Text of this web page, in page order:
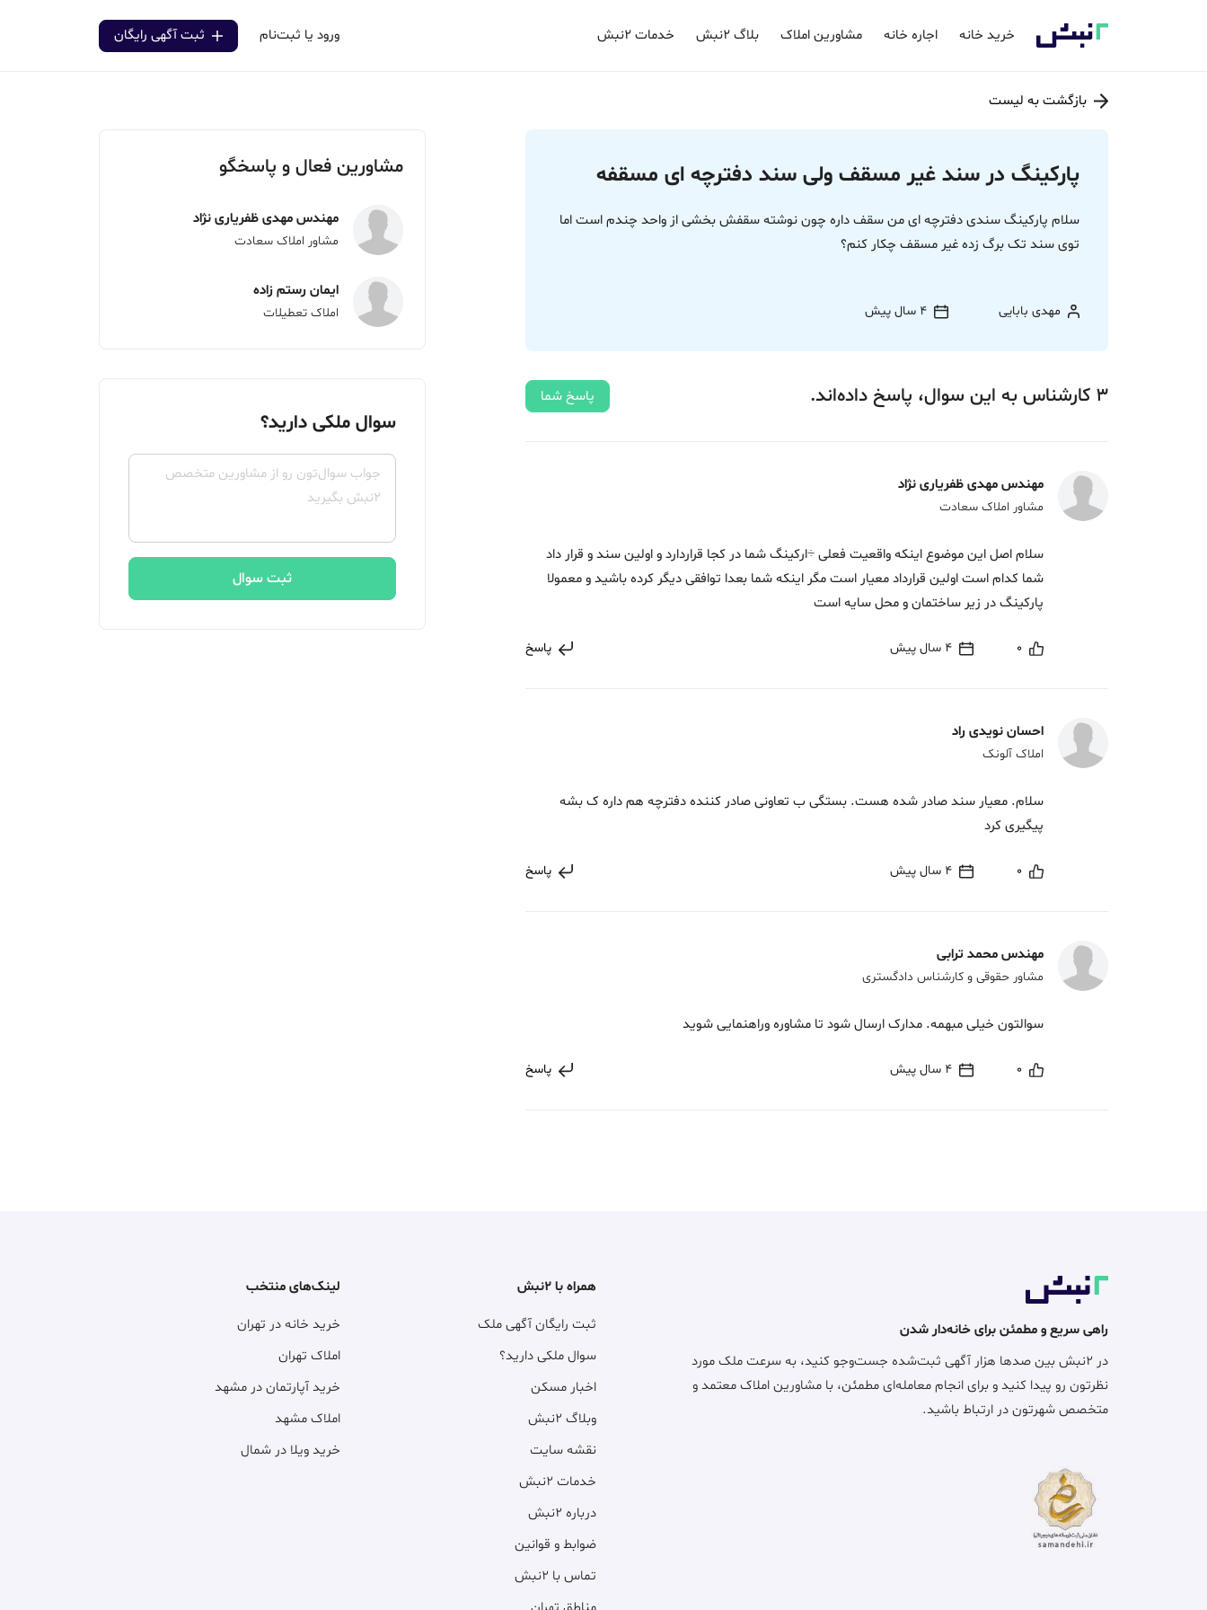
خرید خانه اجاره خانه مشاورین املاک بلاگ ۲نبش خدمات ۲نبش ورود یا ثبت‌نام ثبت آگهی رایگان
بازگشت به لیست
پارکینگ در سند غیر مسقف ولی سند دفترچه ای مسقفه
سلام پارکینگ سندی دفترچه ای من سقف داره چون نوشته سقفش بخشی از واحد چندم است اما
توی سند تک برگ زده غیر مسقف چکار کنم؟
مهدی بابایی 4 سال پیش
3 کارشناس به این سوال، پاسخ داده‌اند. پاسخ شما
مهندس مهدی ظفریاری نژاد
مشاور املاک سعادت
سلام اصل این موضوع اینکه واقعیت فعلی ÷ارکینگ شما در کجا قراردارد و اولین سند و قرار داد
شما کدام است اولین قرارداد معیار است مگر اینکه شما بعدا توافقی دیگر کرده باشید و معمولا
پارکینگ در زیر ساختمان و محل سایه است
0 4 سال پیش پاسخ
احسان نویدی راد
املاک آلونک
سلام. معیار سند صادر شده هست. بستگی ب تعاونی صادر کننده دفترچه هم داره ک بشه
پیگیری کرد
0 4 سال پیش پاسخ
مهندس محمد ترابی
مشاور حقوقی و کارشناس دادگستری
سوالتون خیلی مبهمه. مدارک ارسال شود تا مشاوره وراهنمایی شوید
0 4 سال پیش پاسخ
مشاورین فعال و پاسخگو
مهندس مهدی ظفریاری نژاد
مشاور املاک سعادت
ایمان رستم زاده
املاک تعطیلات
سوال ملکی دارید؟
ثبت سوال
راهی سریع و مطمئن برای خانه‌دار شدن
در ۲نبش بین صدها هزار آگهی ثبت‌شده جست‌وجو کنید، به سرعت ملک مورد
نظرتون رو پیدا کنید و برای انجام معامله‌ای مطمئن، با مشاورین املاک معتمد و
متخصص شهرتون در ارتباط باشید.
همراه با ۲نبش
ثبت رایگان آگهی ملک
سوال ملکی دارید؟
اخبار مسکن
وبلاگ ۲نبش
نقشه سایت
خدمات ۲نبش
درباره ۲نبش
ضوابط و قوانین
تماس با ۲نبش
لینک‌های منتخب
خرید خانه در تهران
املاک تهران
خرید آپارتمان در مشهد
املاک مشهد
خرید ویلا در شمال